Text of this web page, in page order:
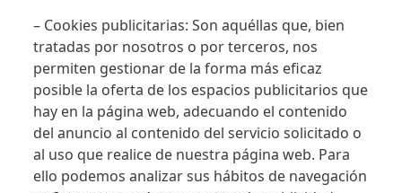
– Cookies publicitarias: Son aquéllas que, bien
tratadas por nosotros o por terceros, nos
permiten gestionar de la forma más eficaz
posible la oferta de los espacios publicitarios que
hay en la página web, adecuando el contenido
del anuncio al contenido del servicio solicitado o
al uso que realice de nuestra página web. Para
ello podemos analizar sus hábitos de navegación